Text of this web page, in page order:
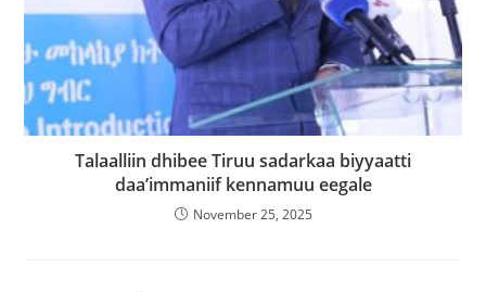
Talaalliin dhibee Tiruu sadarkaa biyyaatti
daa’immaniif kennamuu eegale
November 25, 2025